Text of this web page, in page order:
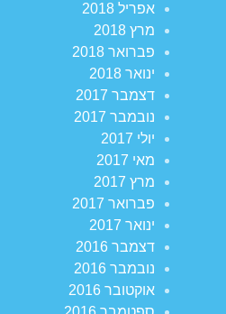
אפריל 2018
מרץ 2018
פברואר 2018
ינואר 2018
דצמבר 2017
נובמבר 2017
יולי 2017
מאי 2017
מרץ 2017
פברואר 2017
ינואר 2017
דצמבר 2016
נובמבר 2016
אוקטובר 2016